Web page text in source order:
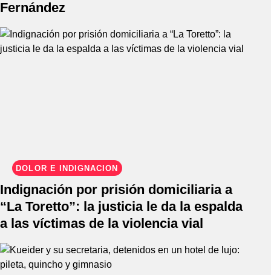
Fernández
DOLOR E INDIGNACIÓN
Indignación por prisión domiciliaria a
“La Toretto”: la justicia le da la espalda
a las víctimas de la violencia vial